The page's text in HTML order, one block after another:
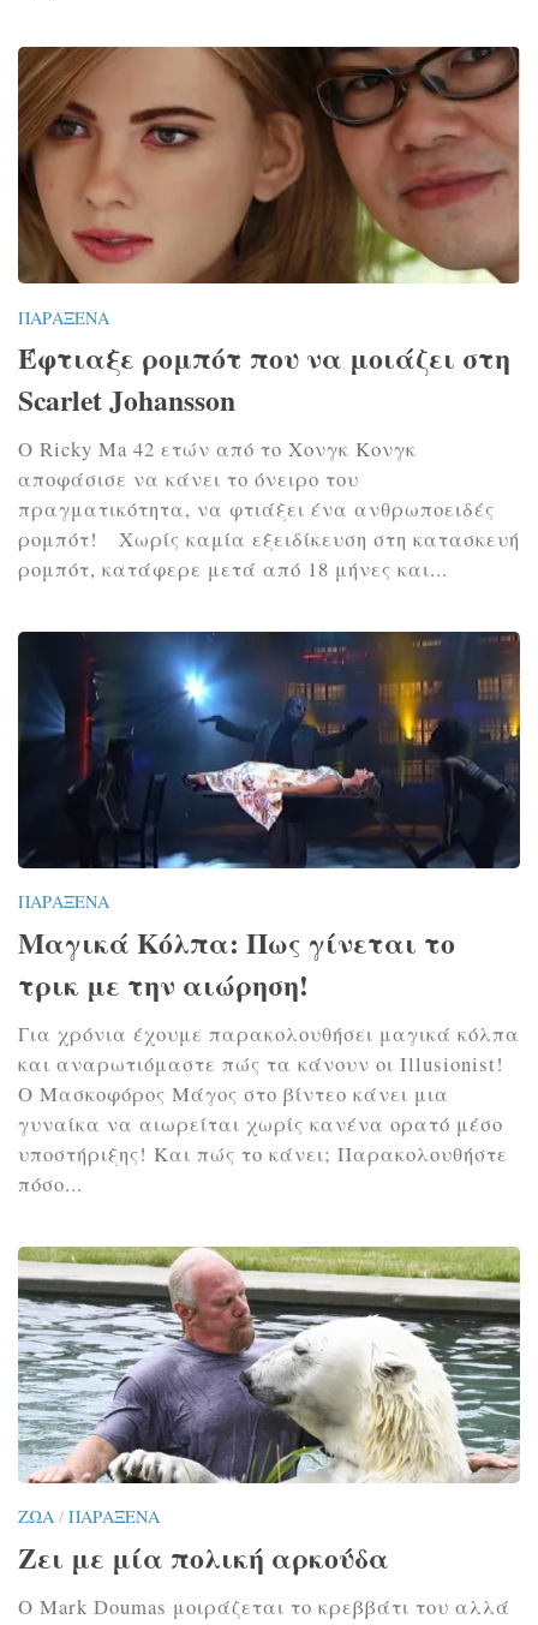
ΠΑΡΆΞΕΝΑ
Έφτιαξε ρομπότ που να μοιάζει στη
Scarlet Johansson
Ο Ricky Ma 42 ετών από το Χονγκ Κονγκ
αποφάσισε να κάνει το όνειρο του
πραγματικότητα, να φτιάξει ένα ανθρωποειδές
ρομπότ! Χωρίς καμία εξειδίκευση στη κατασκευή
ρομπότ, κατάφερε μετά από 18 μήνες και...
ΠΑΡΆΞΕΝΑ
Μαγικά Κόλπα: Πως γίνεται το
τρικ με την αιώρηση!
Για χρόνια έχουμε παρακολουθήσει μαγικά κόλπα
και αναρωτιόμαστε πώς τα κάνουν οι Illusionist!
Ο Μασκοφόρος Μάγος στο βίντεο κάνει μια
γυναίκα να αιωρείται χωρίς κανένα ορατό μέσο
υποστήριξης! Και πώς το κάνει; Παρακολουθήστε
πόσο...
ΖΏΑ / ΠΑΡΆΞΕΝΑ
Ζει με μία πολική αρκούδα
Ο Mark Doumas μοιράζεται το κρεββάτι του αλλά